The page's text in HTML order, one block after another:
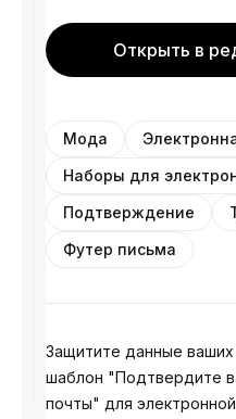
Открыть в
Мода
Наборы для
Подтверждение
Футер письма
Защитите данные
шаблон "Подтвердите
почты" для